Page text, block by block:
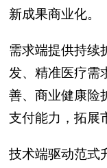
新成果商业化。
需求端提供持续
发、精准医疗需
善、商业健康险
支付能力，拓展
技术端驱动范式